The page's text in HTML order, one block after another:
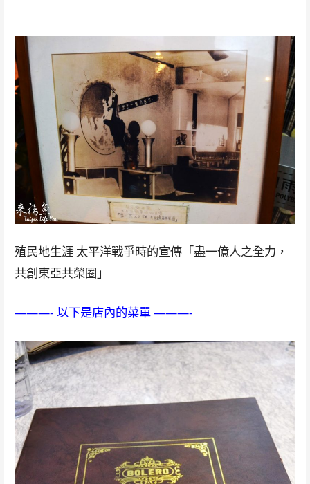
殖民地生涯 太平洋戰爭時的宣傳「盡一億人之全力，
共創東亞共榮圈」
———- 以下是店內的菜單 ———-